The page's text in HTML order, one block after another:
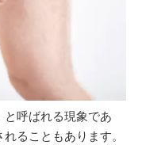
呼ばれる現象であ
ることもあります。